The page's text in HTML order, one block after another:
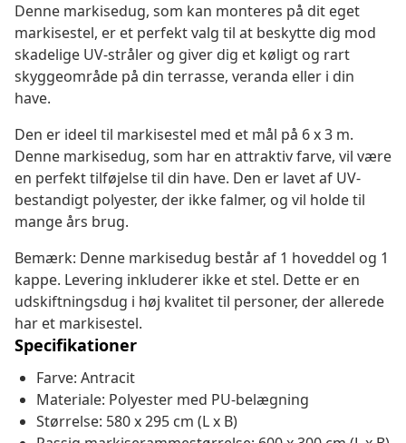
Denne markisedug, som kan monteres på dit eget
markisestel, er et perfekt valg til at beskytte dig mod
skadelige UV-stråler og giver dig et køligt og rart
skyggeområde på din terrasse, veranda eller i din
have.
Den er ideel til markisestel med et mål på 6 x 3 m.
Denne markisedug, som har en attraktiv farve, vil være
en perfekt tilføjelse til din have. Den er lavet af UV-
bestandigt polyester, der ikke falmer, og vil holde til
mange års brug.
Bemærk: Denne markisedug består af 1 hoveddel og 1
kappe. Levering inkluderer ikke et stel. Dette er en
udskiftningsdug i høj kvalitet til personer, der allerede
har et markisestel.
Specifikationer
Farve: Antracit
Materiale: Polyester med PU-belægning
Størrelse: 580 x 295 cm (L x B)